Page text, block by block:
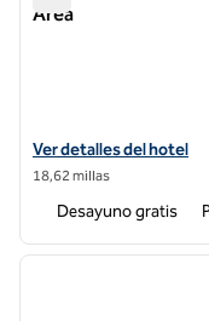
Area
Ver detalles del hotel
Ver detalles del hotel
18,62 millas
Desayuno gratis
1 de 11